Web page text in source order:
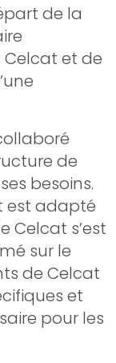
de la
et de
de
besoins.
est adapté
Celcat s’est
sur le
de Celcat
et
pour les